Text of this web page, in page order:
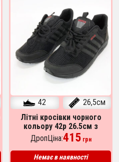
42
26,5см
Літні кросівки чорного
кольору 42р 26.5см з
сітчастого матеріалу
ДропЦіна:415грн
Немає в наявності